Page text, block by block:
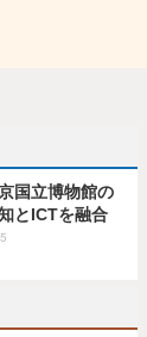
国立博物館の
とICTを融合